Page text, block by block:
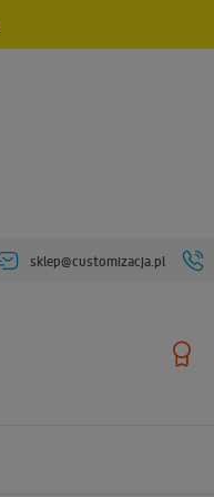
sklep@customizacja.pl